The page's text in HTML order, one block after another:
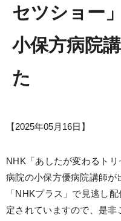
セツショー
小保方病院
た
【2025年05月16日 】
NHK「あしたが変わるト
病院の小保方優病院講師が
「NHKプラス」で見逃し
定されていますので、是非